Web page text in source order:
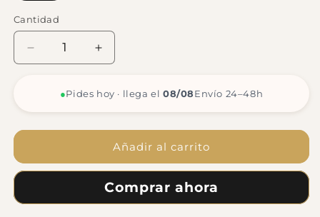
Cantidad
Reducir
cantidad
Pulsera
Simba
Aumentar
cantidad
Pulsera
Simba
●Pides hoy · llega el 08/08Envío 24–48h
Añadir al carrito
Comprar ahora